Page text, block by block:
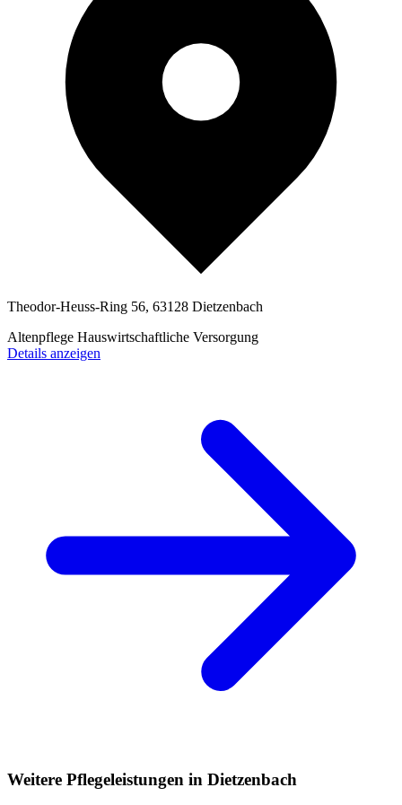
Theodor-Heuss-Ring 56, 63128 Dietzenbach
Altenpflege Hauswirtschaftliche Versorgung
Details anzeigen
Weitere Pflegeleistungen in Dietzenbach